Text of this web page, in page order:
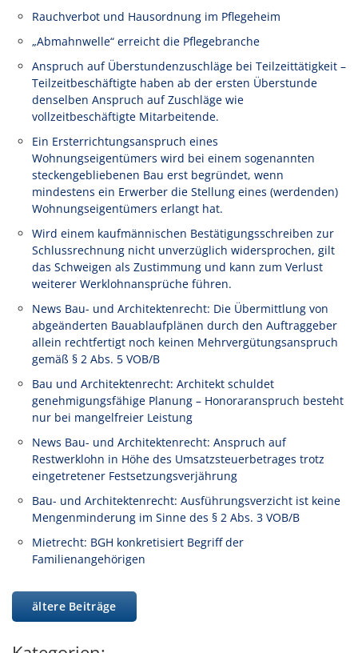
Rauchverbot und Hausordnung im Pflegeheim
„Abmahnwelle“ erreicht die Pflegebranche
Anspruch auf Überstundenzuschläge bei Teilzeittätigkeit –
Teilzeitbeschäftigte haben ab der ersten Überstunde
denselben Anspruch auf Zuschläge wie
vollzeitbeschäftigte Mitarbeitende.
Ein Ersterrichtungsanspruch eines
Wohnungseigentümers wird bei einem sogenannten
steckengebliebenen Bau erst begründet, wenn
mindestens ein Erwerber die Stellung eines (werdenden)
Wohnungseigentümers erlangt hat.
Wird einem kaufmännischen Bestätigungsschreiben zur
Schlussrechnung nicht unverzüglich widersprochen, gilt
das Schweigen als Zustimmung und kann zum Verlust
weiterer Werklohnansprüche führen.
News Bau- und Architektenrecht: Die Übermittlung von
abgeänderten Bauablaufplänen durch den Auftraggeber
allein rechtfertigt noch keinen Mehrvergütungsanspruch
gemäß § 2 Abs. 5 VOB/B
Bau und Architektenrecht: Architekt schuldet
genehmigungsfähige Planung – Honoraranspruch besteht
nur bei mangelfreier Leistung
News Bau- und Architektenrecht: Anspruch auf
Restwerklohn in Höhe des Umsatzsteuerbetrages trotz
eingetretener Festsetzungsverjährung
Bau- und Architektenrecht: Ausführungsverzicht ist keine
Mengenminderung im Sinne des § 2 Abs. 3 VOB/B
Mietrecht: BGH konkretisiert Begriff der
Familienangehörigen
ältere Beiträge